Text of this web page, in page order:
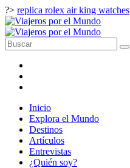
?> replica rolex air king watches
Inicio
Explora el Mundo
Destinos
Artículos
Entrevistas
¿Quién soy?